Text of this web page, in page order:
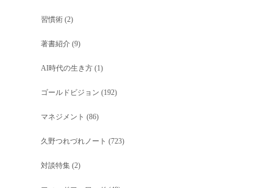
習慣術(2)
著書紹介(9)
AI時代の生き方(1)
ゴールドビジョン (192)
マネジメント (86)
久野つれづれノート (723)
対談特集(2)